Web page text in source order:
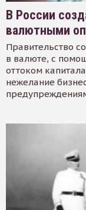
В России
валютными
Правительство
в валюте, с
оттоком
нежелание